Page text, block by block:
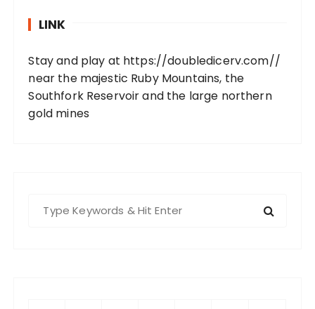
LINK
Stay and play at https://doubledicerv.com//
near the majestic Ruby Mountains, the
Southfork Reservoir and the large northern
gold mines